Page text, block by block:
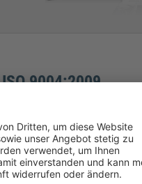
9004:2009
der
In diesem wird
im Anhang A überarbeitet.
bietet das Portal